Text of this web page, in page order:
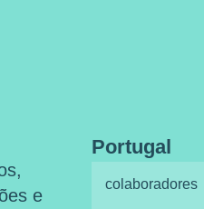
e
Portugal
colaboradores